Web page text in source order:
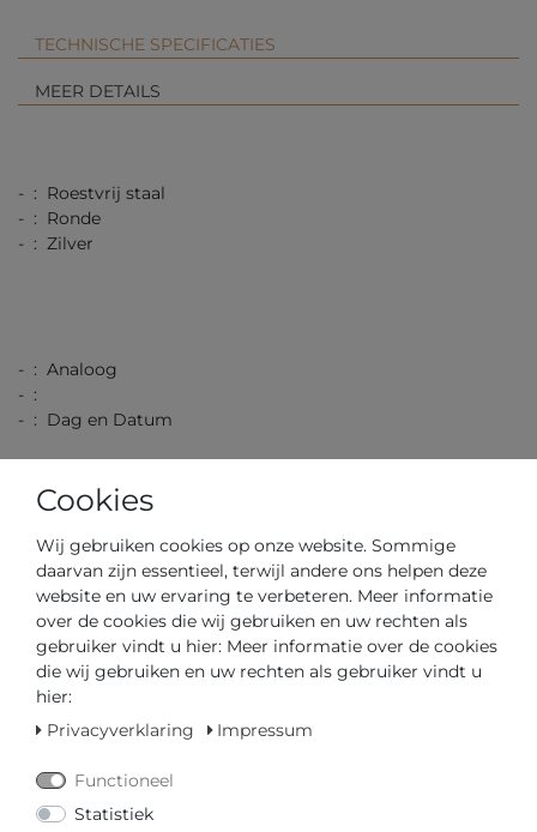
TECHNISCHE SPECIFICATIES
MEER DETAILS
- : Roestvrij staal
- : Ronde
- : Zilver
- : Analoog
- :
- : Dag en Datum
- : Blauw
- : Blauw
- : Deployment Gesp
- :
Cookies
Wij gebruiken cookies op onze website. Sommige
daarvan zijn essentieel, terwijl andere ons helpen deze
website en uw ervaring te verbeteren. Meer informatie
over de cookies die wij gebruiken en uw rechten als
gebruiker vindt u hier: Meer informatie over de cookies
die wij gebruiken en uw rechten als gebruiker vindt u
hier:
Privacyverklaring
Impressum
Functioneel
Statistiek